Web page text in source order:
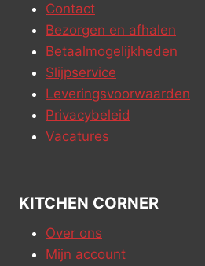
Contact
Bezorgen en afhalen
Betaalmogelijkheden
Slijpservice
Leveringsvoorwaarden
Privacybeleid
Vacatures
KITCHEN CORNER
Over ons
Mijn account